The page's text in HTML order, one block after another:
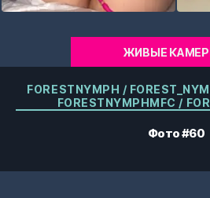
ЖИВЫЕ
FORESTNYMPH /
FORESTNYMPHMFC /
Фото #60